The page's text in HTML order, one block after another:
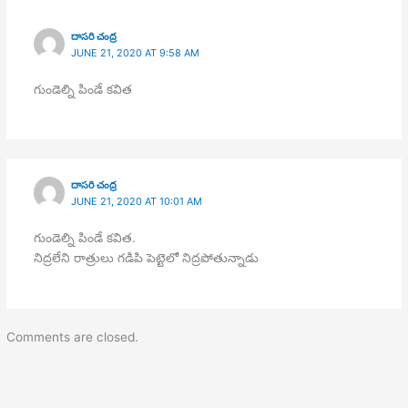
దాసరి చంద్ర
JUNE 21, 2020 AT 9:58 AM
గుండెల్ని పిండే కవిత
దాసరి చంద్ర
JUNE 21, 2020 AT 10:01 AM
గుండెల్ని పిండే కవిత.
నిద్రలేని రాత్రులు గడిపి పెట్టెలో నిద్రపోతున్నాడు
Comments are closed.